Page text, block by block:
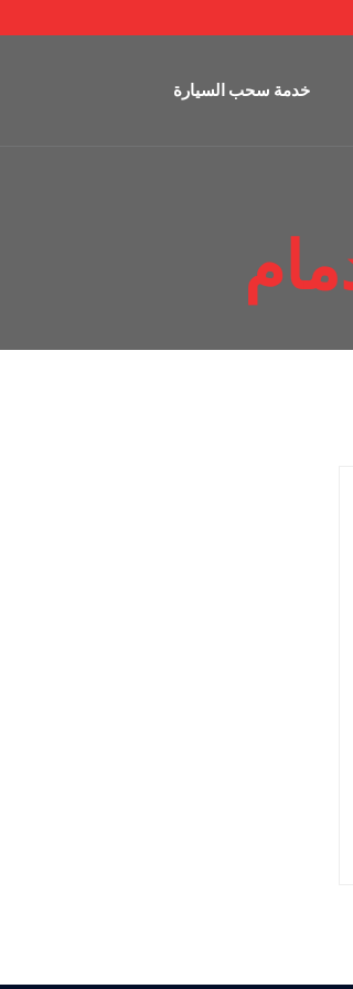
خدمة سحب السيارة